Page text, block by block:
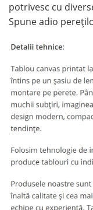
potrivesc cu
Spune adio